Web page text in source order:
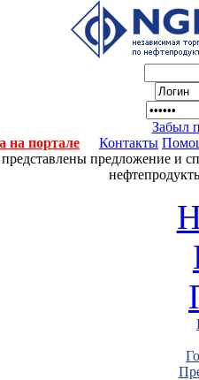
Забыл
на портале
Контакты
предложение и